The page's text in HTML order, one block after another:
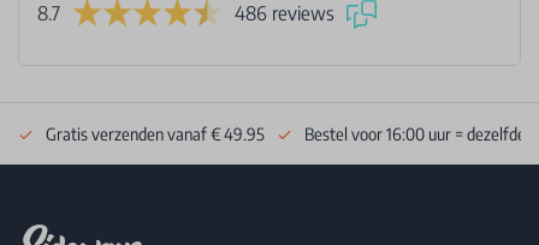
8.7 486 reviews
Gratis verzenden vanaf € 49.95 Bestel voor 16:00 uur = dezelfde